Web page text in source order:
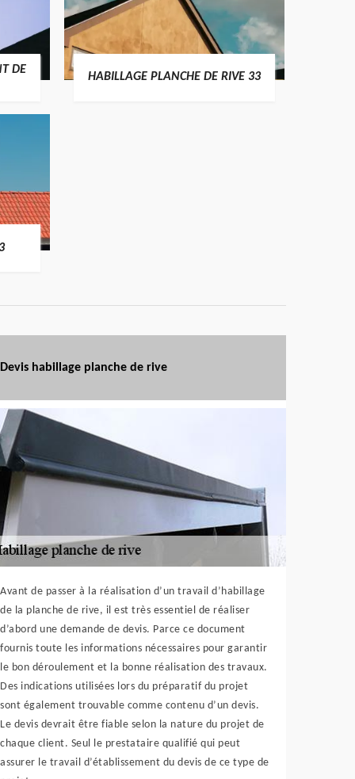
DE
HABILLAGE PLANCHE DE RIVE 33
Devis habillage planche de rive
Avant de passer à la réalisation d’un travail d’habillage
de la planche de rive, il est très essentiel de réaliser
d’abord une demande de devis. Parce ce document
fournis toute les informations nécessaires pour garantir
le bon déroulement et la bonne réalisation des travaux.
Des indications utilisées lors du préparatif du projet
sont également trouvable comme contenu d’un devis.
Le devis devrait être fiable selon la nature du projet de
chaque client. Seul le prestataire qualifié qui peut
assurer le travail d’établissement du devis de ce type de